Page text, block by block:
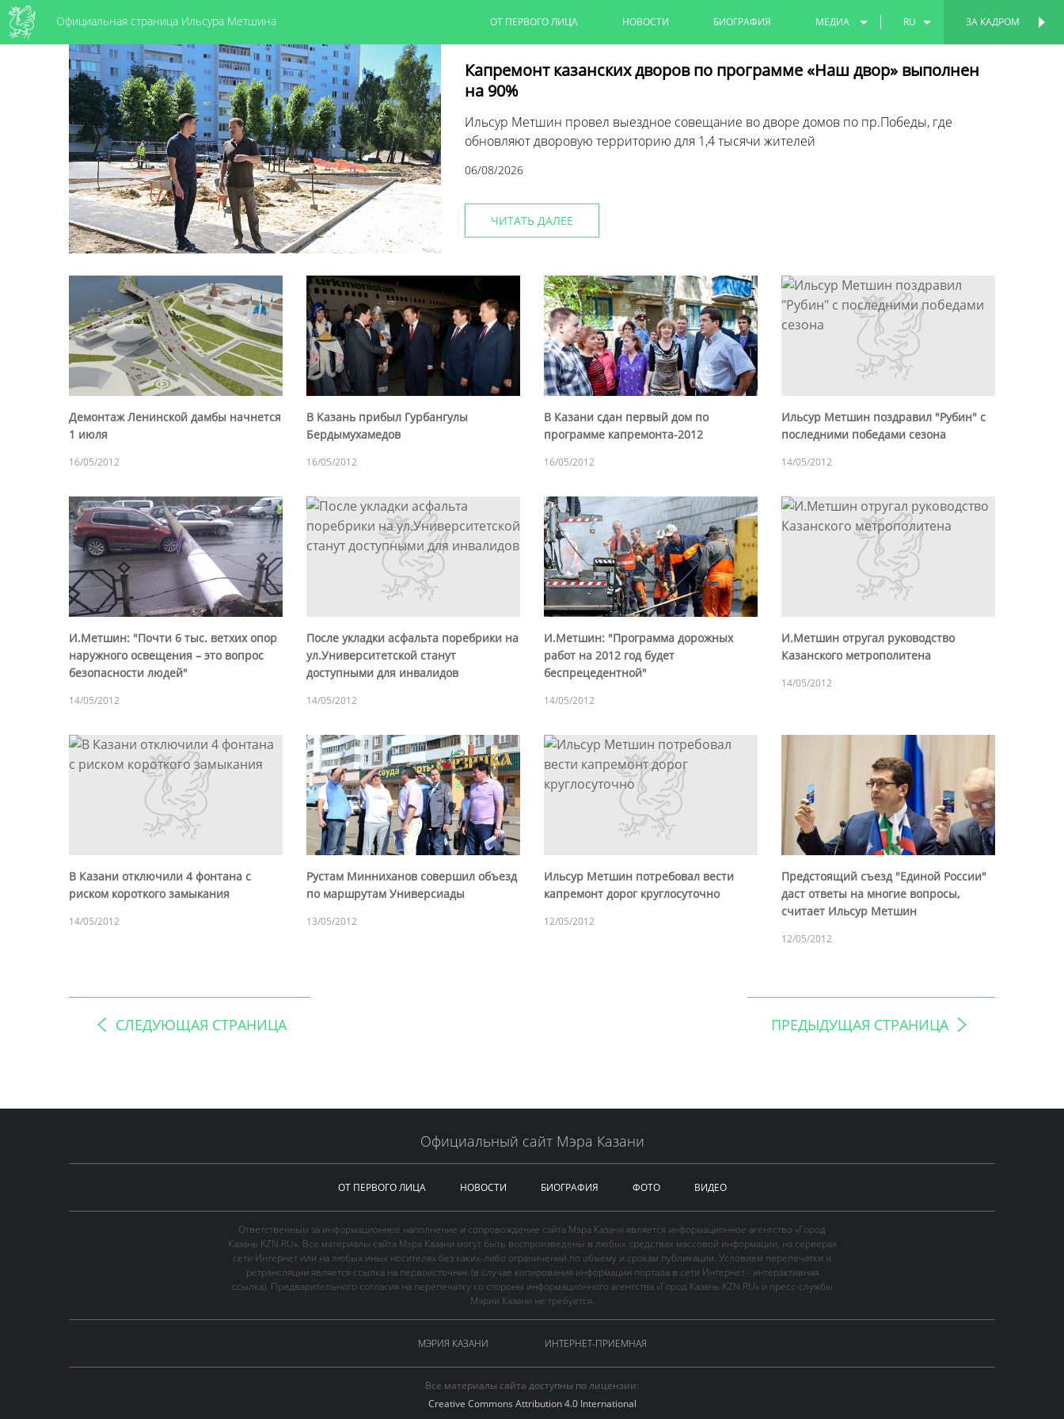
Официальная страница Ильсура Метшина ЗА КАДРОМ
ОТ ПЕРВОГО ЛИЦА НОВОСТИ БИОГРАФИЯ МЕДИА
ФОТО
RU
EN
Капремонт казанских дворов по программе «Наш двор» выполнен
на 90%
Ильсур Метшин провел выездное совещание во дворе домов по пр.Победы, где
обновляют дворовую территорию для 1,4 тысячи жителей
06/08/2026
ЧИТАТЬ ДАЛЕЕ
Демонтаж Ленинской дамбы начнется
1 июля
16/05/2012
В Казань прибыл Гурбангулы
Бердымухамедов
16/05/2012
В Казани сдан первый дом по
программе капремонта-2012
16/05/2012
Ильсур Метшин поздравил "Рубин" с
последними победами сезона
14/05/2012
И.Метшин: "Почти 6 тыс. ветхих опор
наружного освещения – это вопрос
безопасности людей"
14/05/2012
После укладки асфальта поребрики на
ул.Университетской станут
доступными для инвалидов
14/05/2012
И.Метшин: "Программа дорожных
работ на 2012 год будет
беспрецедентной"
14/05/2012
И.Метшин отругал руководство
Казанского метрополитена
14/05/2012
В Казани отключили 4 фонтана с
риском короткого замыкания
14/05/2012
Рустам Минниханов совершил объезд
по маршрутам Универсиады
13/05/2012
Ильсур Метшин потребовал вести
капремонт дорог круглосуточно
12/05/2012
Предстоящий съезд "Единой России"
даст ответы на многие вопросы,
считает Ильсур Метшин
12/05/2012
СЛЕДУЮЩАЯ СТРАНИЦА ПРЕДЫДУЩАЯ СТРАНИЦА
Официальный сайт Мэра Казани
ОТ ПЕРВОГО ЛИЦА НОВОСТИ БИОГРАФИЯ ФОТО ВИДЕО
Ответственным за информационное наполнение и сопровождение сайта Мэра Казани является информационное агентство «Город
Казань KZN.RU». Все материалы сайта Мэра Казани могут быть воспроизведены в любых средствах массовой информации, на серверах
сети Интернет или на любых иных носителях без каких-либо ограничений по объему и срокам публикации. Условием перепечатки и
ретрансляции является ссылка на первоисточник (в случае копирования информации портала в сети Интернет - интерактивная
ссылка). Предварительного согласия на перепечатку со стороны информационного агентства «Город Казань KZN.RU» и пресс-службы
Мэрии Казани не требуется.
МЭРИЯ КАЗАНИ ИНТЕРНЕТ-ПРИЕМНАЯ
Все материалы сайта доступны по лицензии:
Creative Commons Attribution 4.0 International
ПЕРСОНАЛЬНАЯ